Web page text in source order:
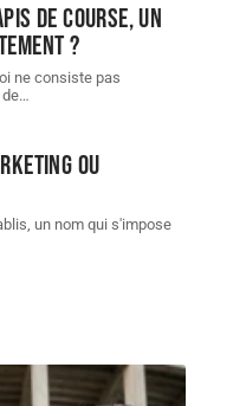
de course, un
?
ne consiste pas
…
ou
un nom qui s'impose